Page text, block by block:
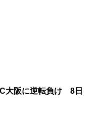
大阪に逆転負け 8日